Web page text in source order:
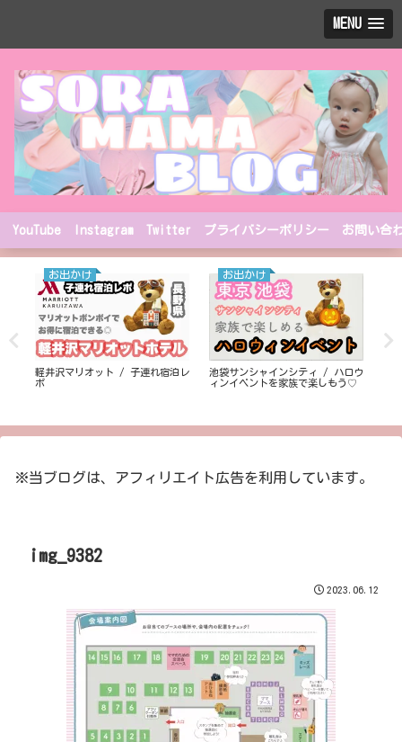
MENU
YouTube Instagram Twitter プライバシーポリシー お問い合
お出かけ
軽井沢マリオット / 子連れ宿泊レ
ポ
お出かけ
池袋サンシャインシティ / ハロウ
ィンイベントを家族で楽しもう♡
※当ブログは、アフィリエイト広告を利用しています。
img_9382
2023.06.12